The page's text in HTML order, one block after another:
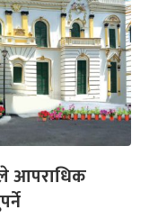
आपराधिक